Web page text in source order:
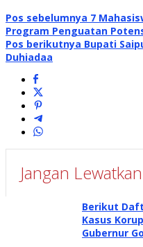
Pos sebelumnya 7
Program Penguatan
Pos berikutnya Bupati
Duhiadaa
Jangan Lewatkan
Berikut
Kasus
Gubernur